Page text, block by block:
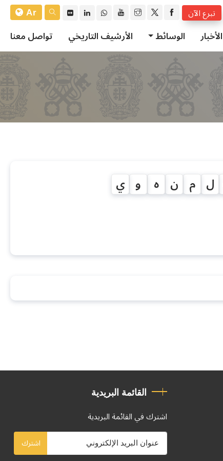
تبرع الآن
Ar
الأخبار الوسائط الأرشيف التاريخي تواصل معنا
ل م ن ه و ي
القائمة البريدية
اشترك في القائمة البريدية
اشترك